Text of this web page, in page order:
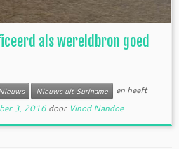
als wereldbron goed
Nieuws uit Suriname
en heeft
3, 2016 door Vinod Nandoe